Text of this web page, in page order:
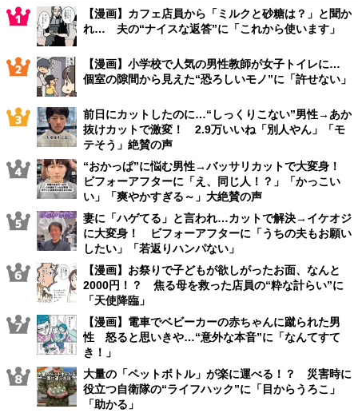
【漫画】カフェ店員から「ミルクと砂糖は？」と聞か
れ… 夫の“ナイスな返答”に「これから使います」
【漫画】小学校で人気の男性教師が女子トイレに…
個室の隙間から見えた“恐ろしいモノ”に「許せない」
前日にカットしたのに…“しっくりこない”男性→あか
抜けカットで激変！ 2.9万いいね「別人やん」「モ
テそう」絶賛の声
“おかっぱ”に悩む男性→バッサリカットで大変身！
ビフォーアフターに「え、同じ人！？」「かっこい
い」「爽やかすぎる～」大絶賛の声
妻に「ハゲてる」と言われ…カットで解決→イケオジ
に大変身！ ビフォーアフターに「うちの夫もお願い
したい」「若返りハンパない」
【漫画】お祭りで子どもが欲しがったお面、なんと
2000円！？ 焦る母を救った店員の“粋な計らい”に
「天使降臨」
【漫画】電車でベビーカーの赤ちゃんに蹴られた男
性 怒ると思いきや…“意外な本音”に「なんてすて
き！」
大量の「ペットボトル」が楽に運べる！？ 災害時に
役立つ自衛隊の“ライフハック”に「目からうろこ」
「助かる」